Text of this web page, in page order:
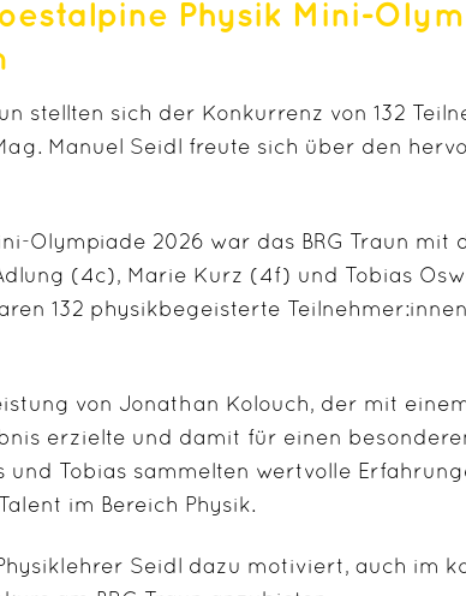
Physik Mini-
stellten sich der Konkurrenz von 132
Manuel Seidl freute sich über den
Olympiade 2026 war das BRG Traun mit
(4c), Marie Kurz (4f) und Tobias
132 physikbegeisterte
von Jonathan Kolouch, der mit
erzielte und damit für einen
und Tobias sammelten wertvolle
im Bereich Physik.
Seidl dazu motiviert, auch im